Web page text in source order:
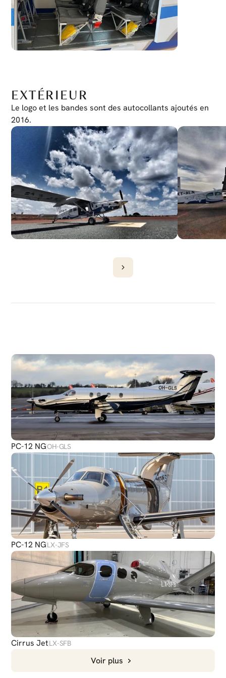
EXTÉRIEUR
Le logo et les bandes sont des autocollants ajoutés en
2016.
PLUS D'AVIONS
PC-12 NGOH-GLS
PC-12 NGLX-JFS
Cirrus JetLX-SFB
Voir plus